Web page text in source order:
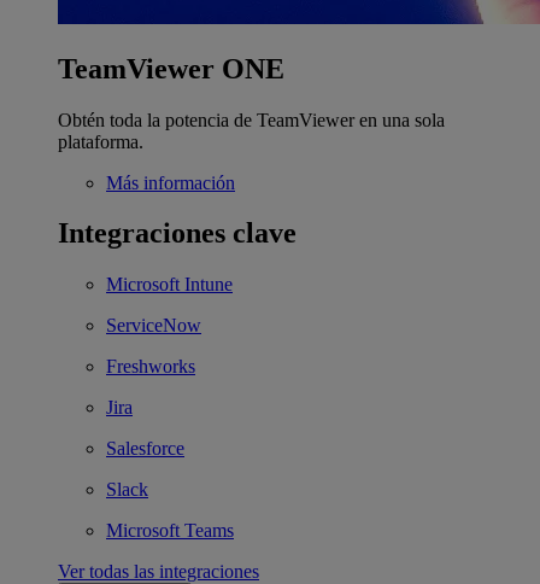
TeamViewer ONE
Obtén toda la potencia de TeamViewer en una sola
plataforma.
Más información
Integraciones clave
Microsoft Intune
ServiceNow
Freshworks
Jira
Salesforce
Slack
Microsoft Teams
Ver todas las integraciones